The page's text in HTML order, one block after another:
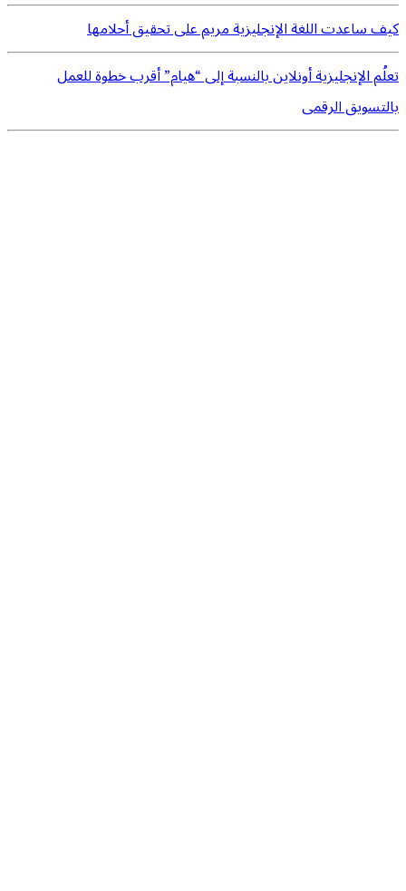
كيف ساعدت اللغة الإنجليزية مريم على تحقيق أحلامها
تعلُم الإنجليزية أونلاين بالنسبة إلى “هيام” أقرب خطوة للعمل
بالتسويق الرقمى